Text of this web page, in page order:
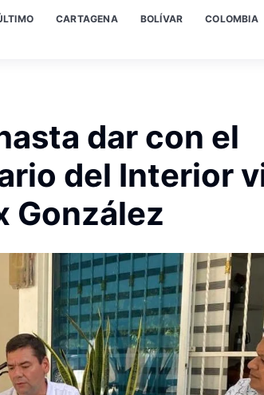
CARTAGENA BOLÍVAR COLOMBIA
dar con el
del Interior
González